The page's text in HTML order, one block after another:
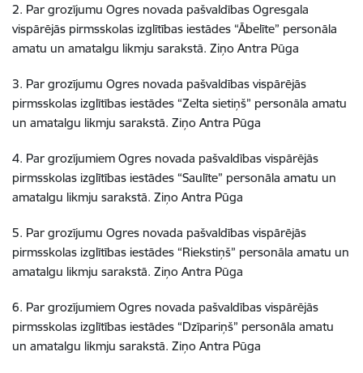
2. Par grozījumu Ogres novada pašvaldības Ogresgala
vispārējās pirmsskolas izglītības iestādes “Ābelīte” personāla
amatu un amatalgu likmju sarakstā. Ziņo Antra Pūga
3. Par grozījumu Ogres novada pašvaldības vispārējās
pirmsskolas izglītības iestādes “Zelta sietiņš” personāla amatu
un amatalgu likmju sarakstā. Ziņo Antra Pūga
4. Par grozījumiem Ogres novada pašvaldības vispārējās
pirmsskolas izglītības iestādes “Saulīte” personāla amatu un
amatalgu likmju sarakstā. Ziņo Antra Pūga
5. Par grozījumu Ogres novada pašvaldības vispārējās
pirmsskolas izglītības iestādes “Riekstiņš” personāla amatu un
amatalgu likmju sarakstā. Ziņo Antra Pūga
6. Par grozījumiem Ogres novada pašvaldības vispārējās
pirmsskolas izglītības iestādes “Dzīpariņš” personāla amatu
un amatalgu likmju sarakstā. Ziņo Antra Pūga